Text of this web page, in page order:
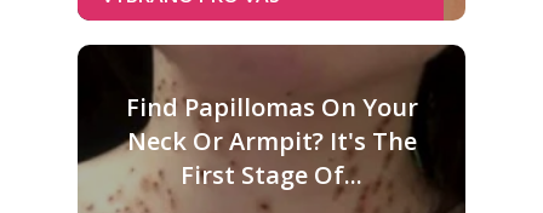
Find Papillomas On Your
Neck Or Armpit? It's The
First Stage Of...